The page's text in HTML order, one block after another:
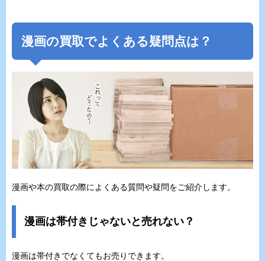
漫画の買取でよくある疑問点は？
漫画や本の買取の際によくある質問や疑問をご紹介します。
漫画は帯付きじゃないと売れない？
漫画は帯付きでなくてもお売りできます。